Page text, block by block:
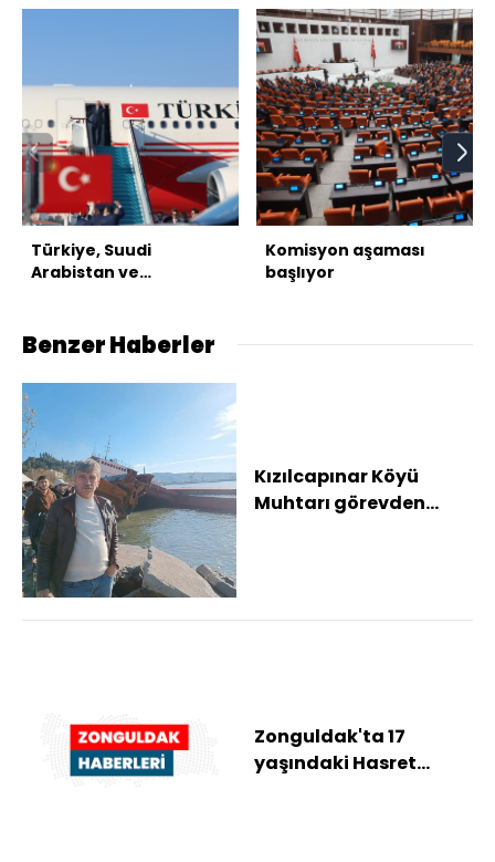
Türkiye, Suudi
Arabistan ve
Komisyon aşaması
başlıyor
Benzer Haberler
Kızılcapınar Köyü
Muhtarı görevden
Zonguldak'ta 17
yaşındaki Hasret